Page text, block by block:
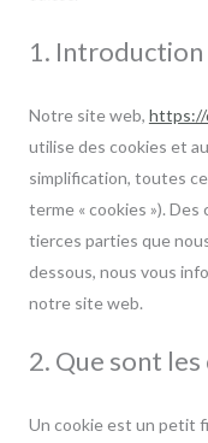
1. Introduction
Notre site web, https://
utilise des cookies et
simplification, toutes
terme « cookies »).
tierces parties que
dessous, nous vous
notre site web.
2. Que sont les
Un cookie est un petit